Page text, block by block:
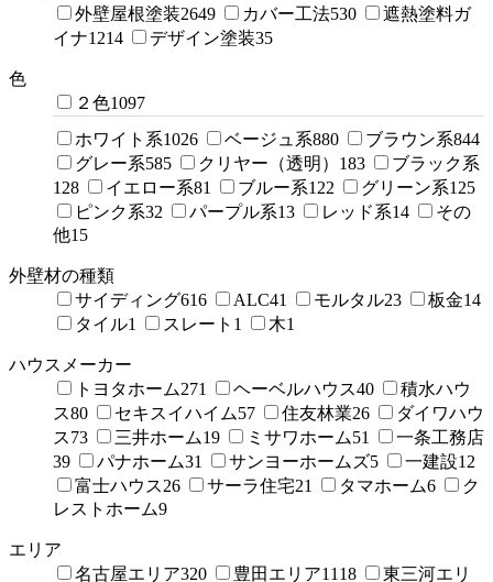
外壁屋根塗装2649 カバー工法530
遮熱塗料ガ
イナ1214 デザイン塗装35
色
２色1097
ホワイト系1026 ベージュ系880 ブラウン系844
グレー系585 クリヤー（透明） 183
ブラック系
128
イエロー系81 ブルー系122 グリーン系125
ピンク系32 パープル系13 レッド系14
その
他15
外壁材の種類
サイディング616 ALC41 モルタル23 板金14
タイル1 スレート 1 木1
ハウスメーカー
トヨタホーム271 ヘーベルハウス40
積水ハウ
ス80 セキスイハイム57 住友林業26
ダイワハウ
ス73 三井ホーム19 ミサワホーム51
一条工務店
39
パナホーム31 サンヨーホームズ5 一建設12
富士ハウス26 サーラ住宅21 タマホーム6
ク
レストホーム9
エリア
名古屋エリア320 豊田エリア1118 東三河エリ